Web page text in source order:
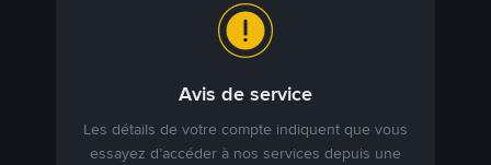
Avis de service
Les détails de votre compte indiquent que vous
essayez d’accéder à nos services depuis une